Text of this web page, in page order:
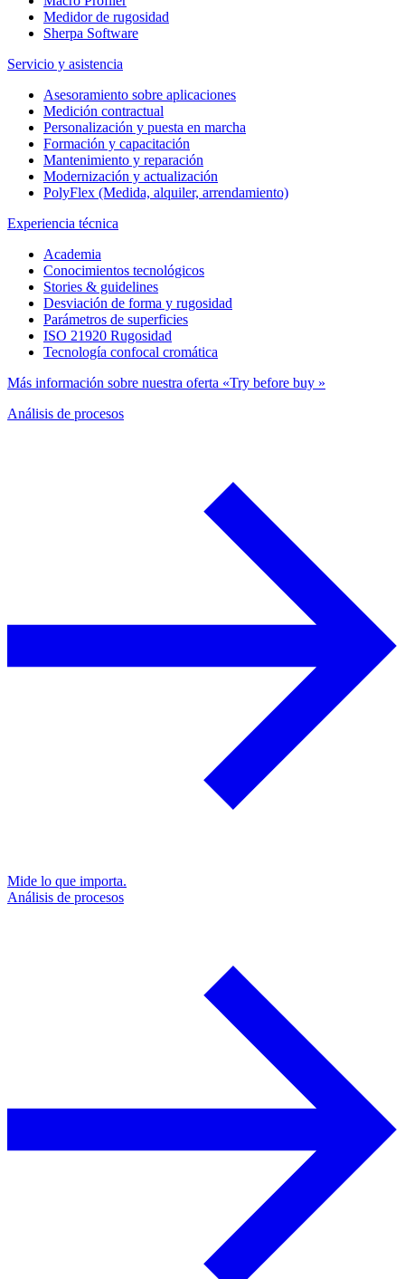
Medidor de rugosidad
Sherpa Software
Servicio y asistencia
Asesoramiento sobre aplicaciones
Medición contractual
Personalización y puesta en marcha
Formación y capacitación
Mantenimiento y reparación
Modernización y actualización
PolyFlex (Medida, alquiler, arrendamiento)
Experiencia técnica
Academia
Conocimientos tecnológicos
Stories & guidelines
Desviación de forma y rugosidad
Parámetros de superficies
ISO 21920 Rugosidad
Tecnología confocal cromática
Más información sobre nuestra oferta «Try before buy »
Análisis de procesos
Mide lo que importa.
Análisis de procesos